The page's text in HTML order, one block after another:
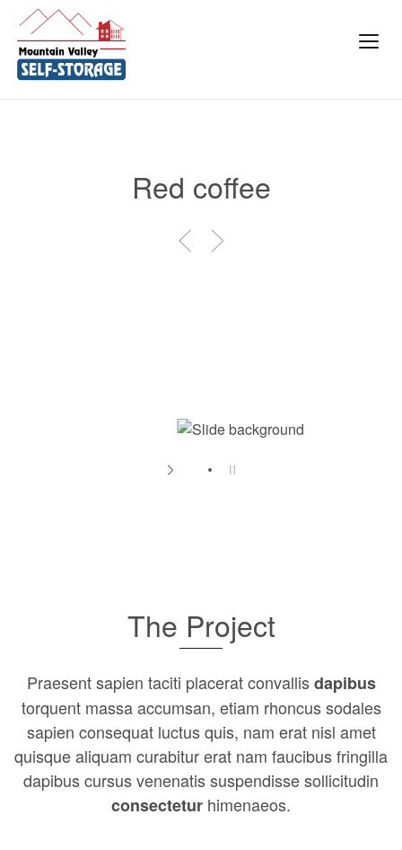
Red coffee
The Project
Praesent sapien taciti placerat convallisdapibus
torquent massa accumsan, etiam rhoncus sodales
sapien consequat luctus quis, nam erat nisl amet
quisque aliquam curabitur erat nam faucibus fringilla
dapibus cursus venenatis suspendisse sollicitudin
consectetur himenaeos.